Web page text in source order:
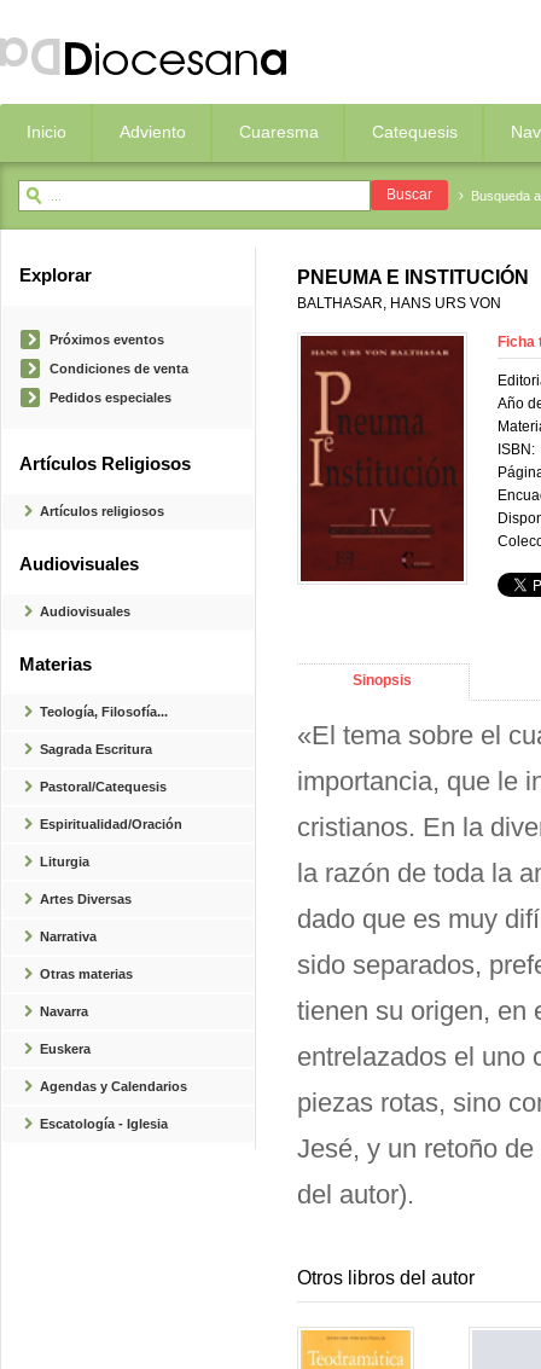
Inicio Adviento Cuaresma Catequesis
Busqueda
Explorar
Próximos eventos
Condiciones de venta
Pedidos especiales
Artículos Religiosos
Artículos religiosos
Audiovisuales
Audiovisuales
Materias
Teología, Filosofía...
Sagrada Escritura
Pastoral/Catequesis
Espiritualidad/Oración
Liturgia
Artes Diversas
Narrativa
Otras materias
Navarra
Euskera
Agendas y Calendarios
Escatología - Iglesia
PNEUMA E INSTITUCIÓN
BALTHASAR, HANS URS VON
Ficha
Año
ISBN:
Sinopsis
«El tema sobre el
importancia, que le
cristianos. En la
la razón de toda la
dado que es muy
sido separados,
tienen su origen, en
entrelazados el uno
piezas rotas, sino
Jesé, y un retoño
del autor).
Otros libros del autor